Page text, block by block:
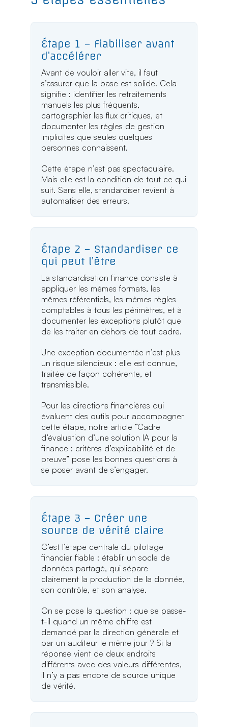
Étape 1 – Fiabiliser avant
d’accélérer
Avant de vouloir aller vite, il faut
s’assurer que la base est solide. Cela
signifie : identifier les retraitements
manuels les plus fréquents,
cartographier les flux critiques, et
documenter les règles de gestion
implicites que seules quelques
personnes connaissent.
Cette étape n’est pas spectaculaire.
Mais elle est la condition de tout ce qui
suit. Sans elle, standardiser revient à
automatiser des erreurs.
Étape 2 – Standardiser ce
qui peut l’être
La standardisation finance consiste à
appliquer les mêmes formats, les
mêmes référentiels, les mêmes règles
comptables à tous les périmètres, et à
documenter les exceptions plutôt que
de les traiter en dehors de tout cadre.
Une exception documentée n’est plus
un risque silencieux : elle est connue,
traitée de façon cohérente, et
transmissible.
Pour les directions financières qui
évaluent des outils pour accompagner
cette étape, notre article “Cadre
d’évaluation d’une solution IA pour la
finance : critères d’explicabilité et de
preuve” pose les bonnes questions à
se poser avant de s’engager.
Étape 3 – Créer une
source de vérité claire
C’est l’étape centrale du pilotage
financier fiable : établir un socle de
données partagé, qui sépare
clairement la production de la donnée,
son contrôle, et son analyse.
On se pose la question : que se passe-
t-il quand un même chiffre est
demandé par la direction générale et
par un auditeur le même jour ? Si la
réponse vient de deux endroits
différents avec des valeurs différentes,
il n’y a pas encore de source unique
de vérité.